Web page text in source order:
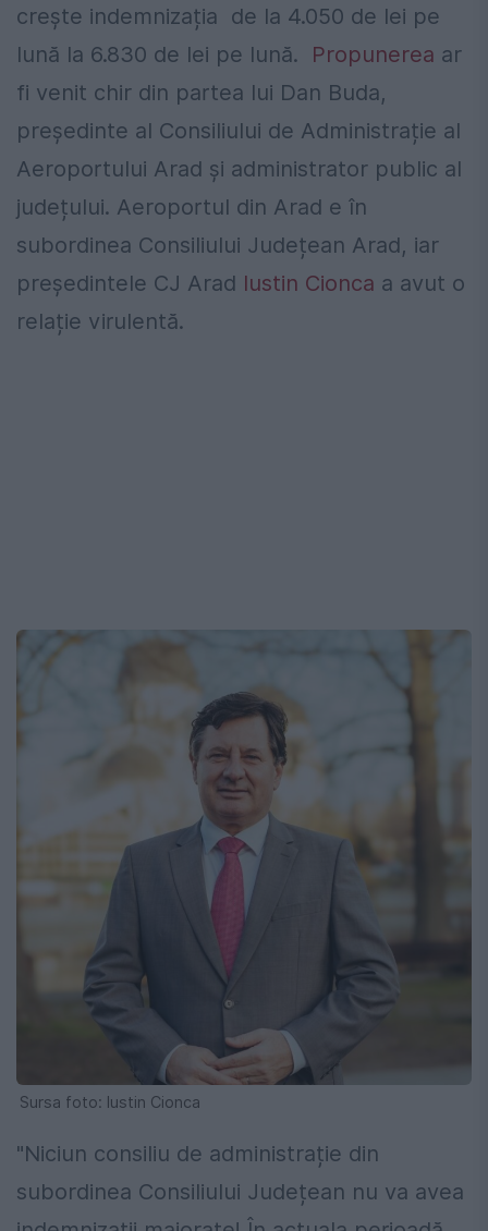
crește indemnizația de la 4.050 de lei pe
lună la 6.830 de lei pe lună. Propunerea ar
fi venit chir din partea lui Dan Buda,
președinte al Consiliului de Administrație al
Aeroportului Arad și administrator public al
județului. Aeroportul din Arad e în
subordinea Consiliului Județean Arad, iar
președintele CJ Arad Iustin Cionca a avut o
relație virulentă.
Sursa foto: Iustin Cionca
"Niciun consiliu de administrație din
subordinea Consiliului Județean nu va avea